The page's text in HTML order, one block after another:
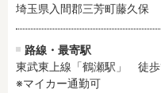
埼玉県入間郡三芳町藤久保
路線・最寄駅
東武東上線「鶴瀬駅」　徒
※マイカー通勤可